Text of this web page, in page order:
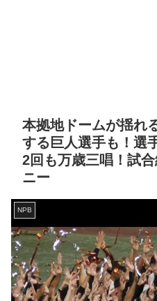
本拠地ドームが揺れ
する巨人選手も！選
2回も万歳三唱！試
ニー
NPB